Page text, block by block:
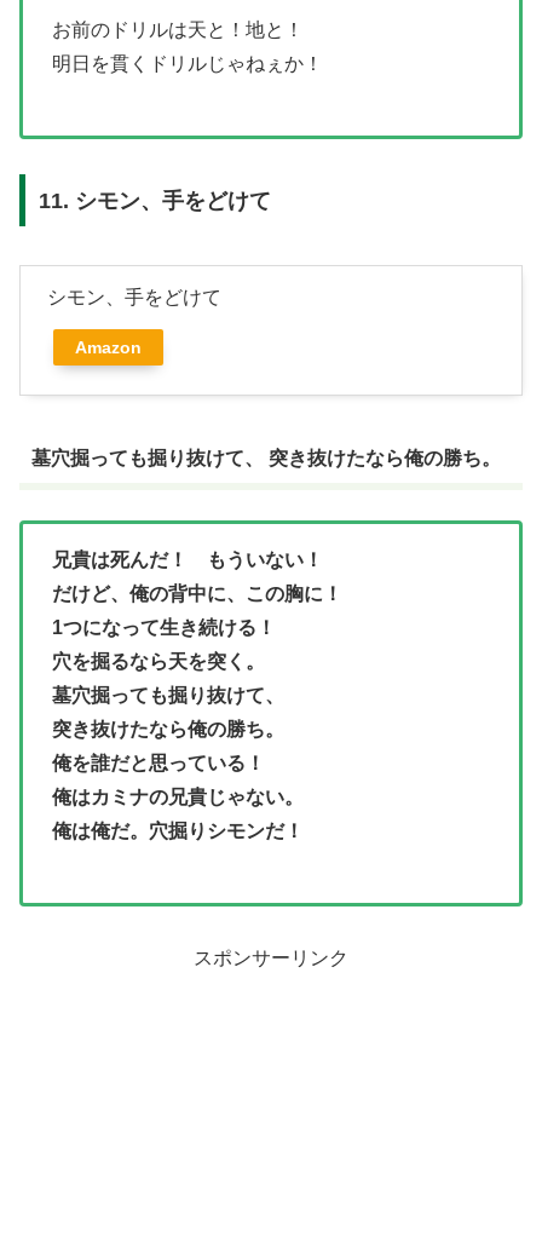
お前のドリルは天と！地と！
明日を貫くドリルじゃねぇか！
11. シモン、手をどけて
シモン、手をどけて
Amazon
墓穴掘っても掘り抜けて、 突き抜けたなら俺の勝ち。
兄貴は死んだ！ もういない！
だけど、俺の背中に、この胸に！
1つになって生き続ける！
穴を掘るなら天を突く。
墓穴掘っても掘り抜けて、
突き抜けたなら俺の勝ち。
俺を誰だと思っている！
俺はカミナの兄貴じゃない。
俺は俺だ。穴掘りシモンだ！
スポンサーリンク